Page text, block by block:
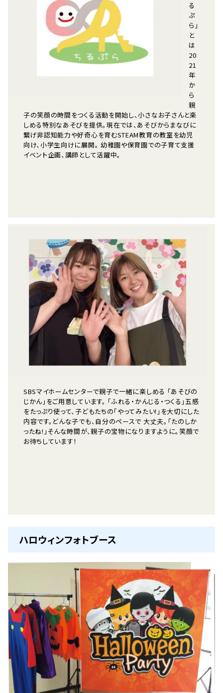
る
ぷ
ら」
と
は
20
21
年
か
ら
親
子の笑顔の時間をつくる活動を開始し、小さなお子さんと楽
しめる特別なあそびを提供。現在では、あそびからまなびに
繋げ非認知能力や好奇心を育むSTEAM教育の教室を幼児
向け、小学生向けに展開。 幼稚園や保育園での子育て支援
イベント企画、講師として活躍中。
SBSマイホームセンターで親子で一緒に楽しめる 「あそびの
じかん」をご用意しています。 「ふれる・かんじる・つくる」五感
をたっぷり使って、子どもたちの「やってみたい!」を大切にした
内容です。どんな子でも、自分のペースで 大丈夫。「たのしか
ったね!」そんな時間が、親子の宝物になりますように。笑顔で
お待ちしています！
ハロウィンフォトブース